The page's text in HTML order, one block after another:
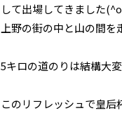
して出場してきました
上野の街の中と山の間を
5キロの道のりは結構大
このリフレッシュで皇